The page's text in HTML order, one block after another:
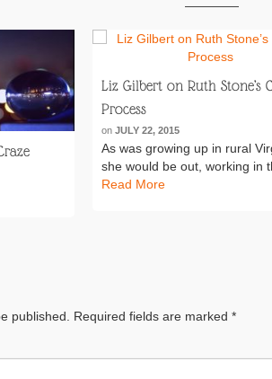
Liz Gilbert on Ruth Stone’s
Process
onJULY 22, 2015
As was growing up in rural
she would be out, working in
Read More
published. Required fields are marked *